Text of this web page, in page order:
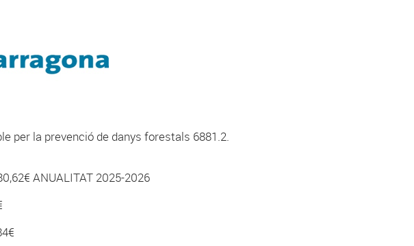
per la prevenció de danys forestals 6881.2.
ANUALITAT 2025-2026